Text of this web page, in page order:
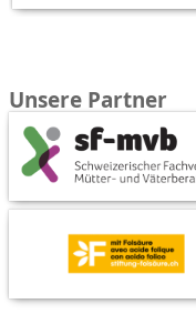
Unsere Partner